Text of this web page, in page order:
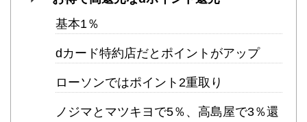
基本1％
dカード特約店だとポイントがアップ
ローソンではポイント2重取り
ノジマとマツキヨで5％、高島屋で3％還